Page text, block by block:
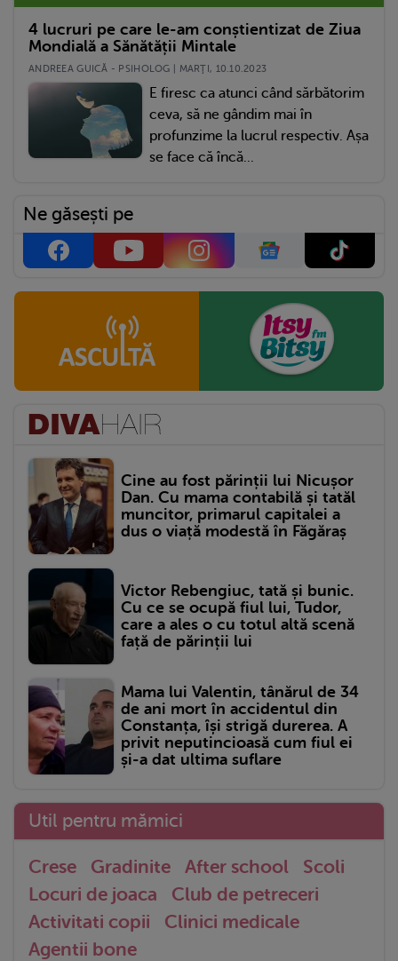
4 lucruri pe care le-am conștientizat de Ziua
Mondială a Sănătății Mintale
ANDREEA GUICĂ - PSIHOLOG | MARŢI, 10.10.2023
E firesc ca atunci când sărbătorim
ceva, să ne gândim mai în
profunzime la lucrul respectiv. Așa
se face că încă...
Ne găsești pe
Cine au fost părinții lui Nicușor
Dan. Cu mama contabilă și tatăl
muncitor, primarul capitalei a
dus o viață modestă în Făgăraș
Victor Rebengiuc, tată și bunic.
Cu ce se ocupă fiul lui, Tudor,
care a ales o cu totul altă scenă
față de părinții lui
Mama lui Valentin, tânărul de 34
de ani mort în accidentul din
Constanța, își strigă durerea. A
privit neputincioasă cum fiul ei
și-a dat ultima suflare
Util pentru mămici
Crese Gradinite After school
Scoli
Locuri de joaca
Club de petreceri
Activitati copii
Clinici medicale
Agentii bone